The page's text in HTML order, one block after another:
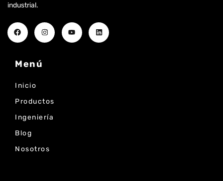
industrial.
Menú
Inicio
Productos
Ingeniería
Blog
Nosotros